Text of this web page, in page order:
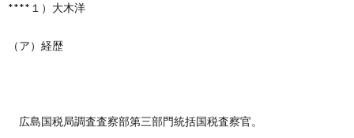
****１）大木洋
（ア）経歴
広島国税局調査査察部第三部門統括国税査察官。